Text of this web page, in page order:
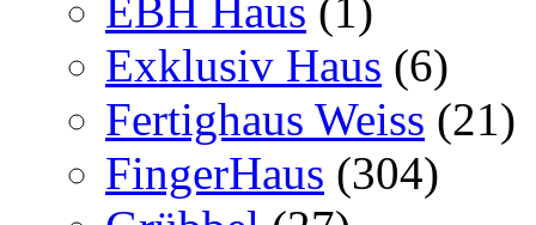
EBH Haus (1)
Exklusiv Haus (6)
Fertighaus Weiss (21)
FingerHaus (304)